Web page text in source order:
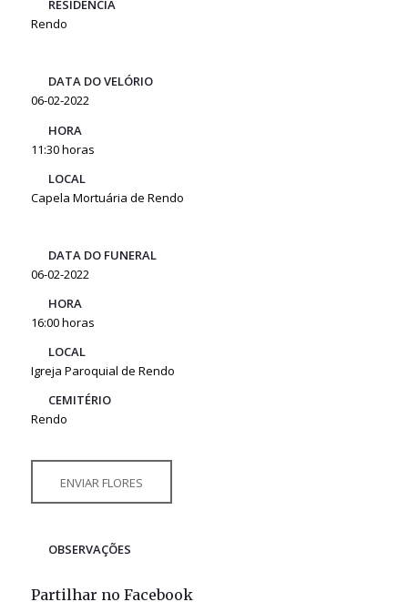
RESIDÊNCIA
Rendo
DATA DO VELÓRIO
06-02-2022
HORA
11:30 horas
LOCAL
Capela Mortuária de Rendo
DATA DO FUNERAL
06-02-2022
HORA
16:00 horas
LOCAL
Igreja Paroquial de Rendo
CEMITÉRIO
Rendo
ENVIAR FLORES
OBSERVAÇÕES
Partilhar no Facebook